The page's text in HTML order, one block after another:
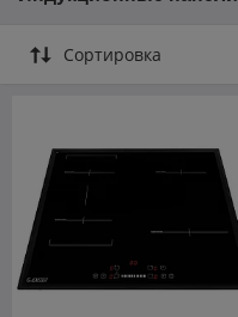
Сортировка